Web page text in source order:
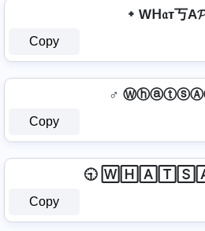
᛭ Wᕼ𝔞т丂
Copy
♂️
Copy
🕤
Copy